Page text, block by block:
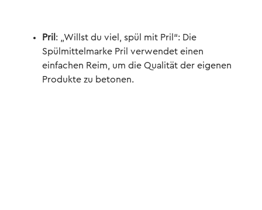
Pril : „Willst du viel, spül mit Pril“: Die
Spülmittelmarke Pril verwendet einen
einfachen Reim, um die Qualität der eigenen
Produkte zu betonen.